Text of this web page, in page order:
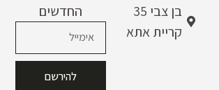
בן צבי 35
קריית אתא
החדשים
להירשם